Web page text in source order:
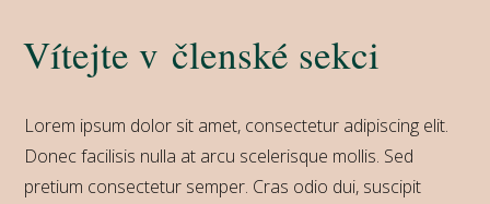
Vítejte v členské sekci
Lorem ipsum dolor sit amet, consectetur adipiscing elit.
Donec facilisis nulla at arcu scelerisque mollis. Sed
pretium consectetur semper. Cras odio dui, suscipit